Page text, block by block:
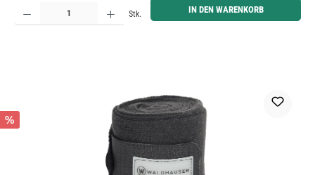
Produkt Anzahl: Gib den gewünschten Wert ein oder benutze die Schaltflächen um die Anzahl zu
Stk. IN DEN WARENKORB
%